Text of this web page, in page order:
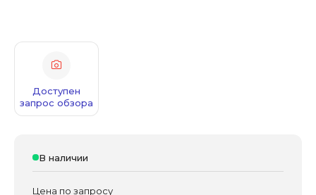
Доступен
запрос обзора
В наличии
Цена по запросу